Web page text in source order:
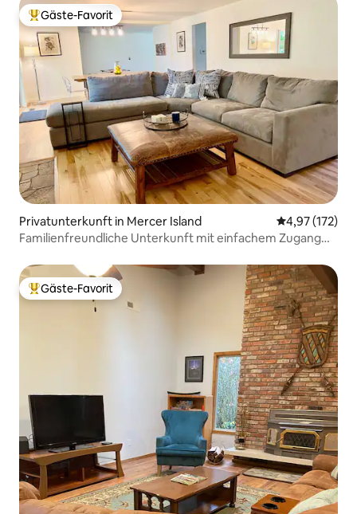
Beliebter Gäste-Favorit.
Gäste-Favorit
Privatunterkunft in Mercer Island
4,97 (172)
Familienfreundliche Unterkunft mit einfachem Zugang
Beliebter Gäste-Favorit.
Gäste-Favorit